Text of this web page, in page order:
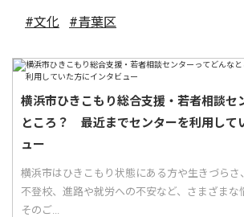
#文化 #青葉区
横浜市ひきこもり総合支援・若者相談セ
ところ？ 最近までセンターを利用して
ュー
横浜市はひきこもり状態にある方や生きづらさ
不登校、進路や就労への不安など、さまざまな
そのご...